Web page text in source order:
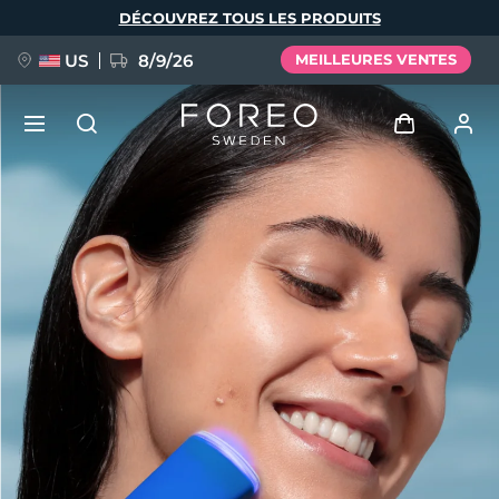
DÉCOUVREZ TOUS LES PRODUITS
US 8/9/26 MEILLEURES VENTES
Se connecter
Profil de l'utilisateur
Mes appareils
Mes commandes
Mes adresses
Mes abonnements
NOUVEAU
FAQ™ Pure Beauty-Tech Elixir
BREAKING NEWS
issa™ Teeth Whitening Set
Langue
English Deutsch
Español
Français
Português
Polski
Русский
Türkçe
简体中文 繁體中文